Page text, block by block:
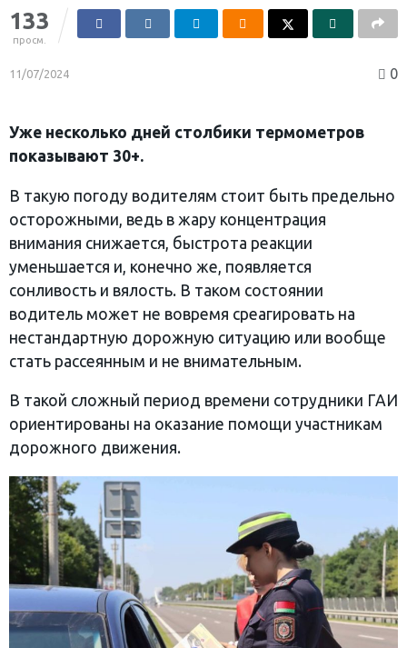
133
просм.
11/07/2024 0
Уже несколько дней столбики термометров
показывают 30+.
В такую погоду водителям стоит быть предельно
осторожными, ведь в жару концентрация
внимания снижается, быстрота реакции
уменьшается и, конечно же, появляется
сонливость и вялость. В таком состоянии
водитель может не вовремя среагировать на
нестандартную дорожную ситуацию или вообще
стать рассеянным и не внимательным.
В такой сложный период времени сотрудники ГАИ
ориентированы на оказание помощи участникам
дорожного движения.